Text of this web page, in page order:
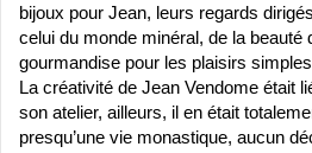
bijoux pour Jean, leurs regards
celui du monde minéral, de la beauté
gourmandise pour les plaisirs
La créativité de Jean Vendome était
son atelier, ailleurs, il en était
presqu’une vie monastique, aucun